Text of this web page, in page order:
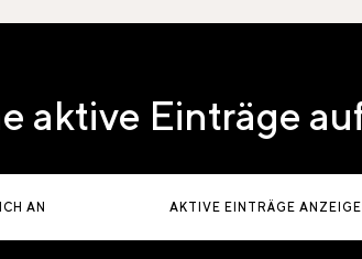
aktive Einträge
AN AKTIVE EINTRÄGE